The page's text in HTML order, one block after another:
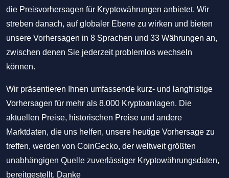
die Preisvorhersagen für Kryptowährungen anbietet. Wir
streben danach, auf globaler Ebene zu wirken und bieten
unsere Vorhersagen in 8 Sprachen und 33 Währungen an,
zwischen denen Sie jederzeit problemlos wechseln
können.
Wir präsentieren Ihnen umfassende kurz- und langfristige
Vorhersagen für mehr als 8.000 Kryptoanlagen. Die
aktuellen Preise, historischen Preise und andere
Marktdaten, die uns helfen, unsere heutige Vorhersage zu
treffen, werden von CoinGecko, der weltweit größten
unabhängigen Quelle zuverlässiger Kryptowährungsdaten,
bereitgestellt. Danke